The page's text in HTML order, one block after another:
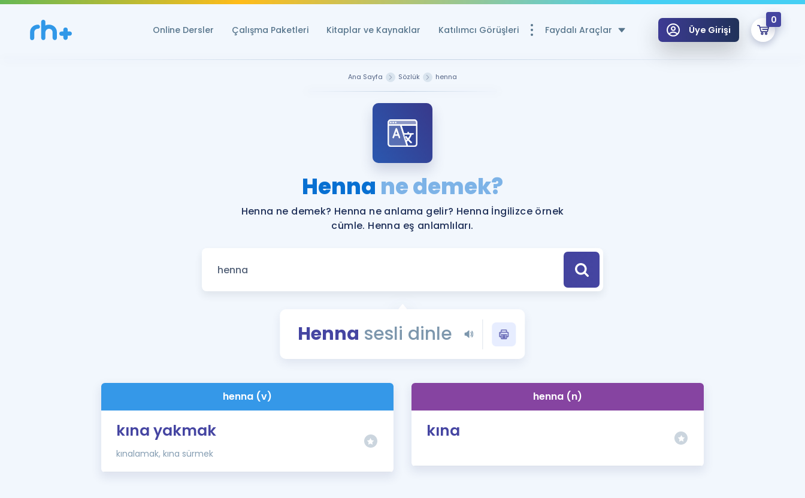
Online Dersler Çalışma Paketleri Kitaplar ve Kaynaklar Katılımcı Görüşleri Faydalı Araçlar
YDS ve YÖKDİL Puan Hesaplama Aracı
Rehberlik Aracı
YDS ve YÖKDİL'e Hazırlananlar için Öneriler
Tüm ÖSYM Sınavları Tek Takvimde
YDS - YÖKDİL Tüm Sınavlarla İlgili Haberler
İngilizce Gramer
Üye Girişi
0
Ana Sayfa Sözlük henna
Henna ne demek?
Henna ne demek? Henna ne anlama gelir? Henna İngilizce örnek
cümle. Henna eş anlamlıları.
Henna sesli dinle
henna (v)
kına yakmak
kınalamak, kına sürmek
henna (n)
kına